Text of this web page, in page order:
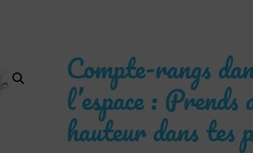
Compte-rangs
l’espace : Prends
hauteur dans tes